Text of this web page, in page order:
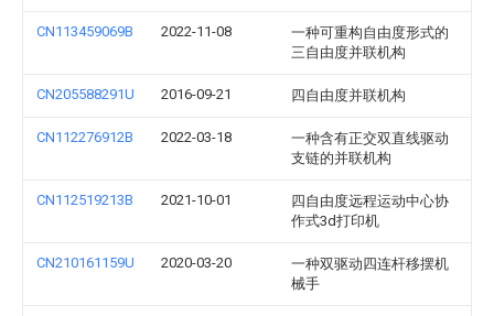
CN113459069B 2022-11-08
一种可重构自由度形式的
三自由度并联机构
CN205588291U 2016-09-21 四自由度并联机构
CN112276912B 2022-03-18
一种含有正交双直线驱动
支链的并联机构
CN112519213B 2021-10-01
四自由度远程运动中心协
作式3d打印机
CN210161159U 2020-03-20
一种双驱动四连杆移摆机
械手